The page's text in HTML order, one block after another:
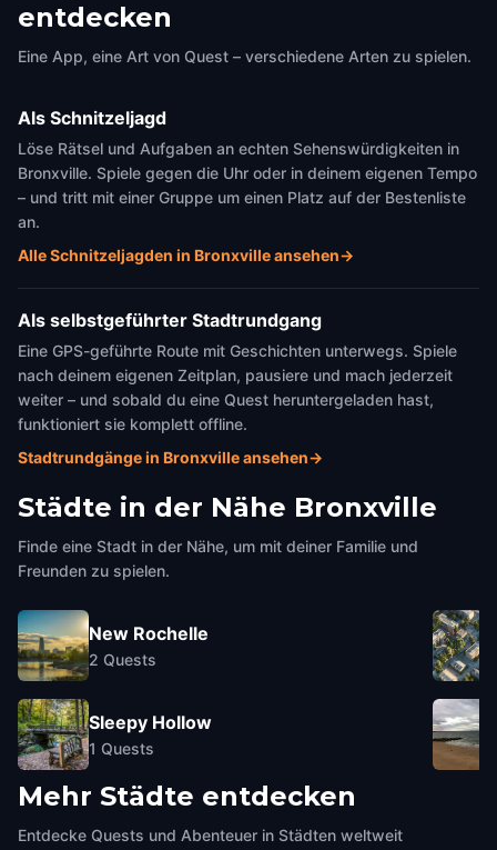
entdecken
Eine App, eine Art von Quest – verschiedene Arten zu spielen.
Als Schnitzeljagd
Löse Rätsel und Aufgaben an echten Sehenswürdigkeiten in
Bronxville. Spiele gegen die Uhr oder in deinem eigenen Tempo
– und tritt mit einer Gruppe um einen Platz auf der Bestenliste
an.
Alle Schnitzeljagden in Bronxville ansehen→
Als selbstgeführter Stadtrundgang
Eine GPS-geführte Route mit Geschichten unterwegs. Spiele
nach deinem eigenen Zeitplan, pausiere und mach jederzeit
weiter – und sobald du eine Quest heruntergeladen hast,
funktioniert sie komplett offline.
Stadtrundgänge in Bronxville ansehen→
Städte in der Nähe Bronxville
Finde eine Stadt in der Nähe, um mit deiner Familie und
Freunden zu spielen.
New Rochelle
2 Quests
Sleepy Hollow
1 Quests
Mehr Städte entdecken
Entdecke Quests und Abenteuer in Städten weltweit